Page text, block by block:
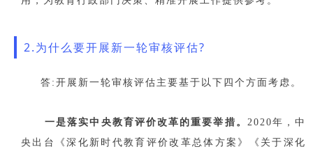
2.为什么要开展新一轮审核评估?
答:开展新一轮审核评估主要基于以下四个方面考虑。
一是落实中央教育评价改革的重要举措。 2020年，中
央出台《深化新时代教育评价改革总体方案》《关于深化